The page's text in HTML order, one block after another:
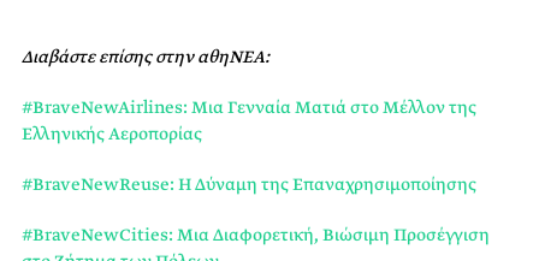
Διαβάστε επίσης στην αθηΝΕΑ:
#BraveNewAirlines: Μια Γενναία Ματιά στο Μέλλον της
Ελληνικής Αεροπορίας
#BraveNewReuse: Η Δύναμη της Επαναχρησιμοποίησης
#BraveNewCities: Μια Διαφορετική, Βιώσιμη Προσέγγιση